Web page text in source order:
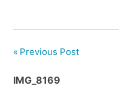
密
着
HOUSE
Previous Post
IMG_8169